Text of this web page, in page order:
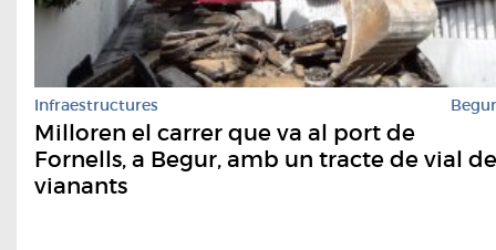
Infraestructures Begur
Milloren el carrer que va al port de
Fornells, a Begur, amb un tracte de vial de
vianants